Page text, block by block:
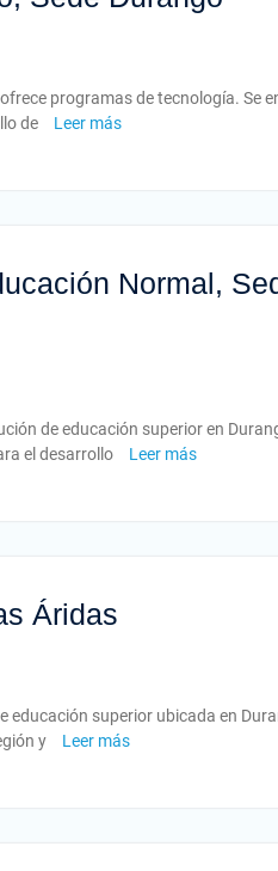
programas de tecnología. Se
de
Leer más
Normal,
de educación superior en
el desarrollo
Leer más
Áridas
educación superior ubicada en
y
Leer más